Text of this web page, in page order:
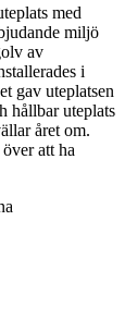
med
miljö
av
i
gav uteplatsen
hållbar uteplats
året om.
att ha